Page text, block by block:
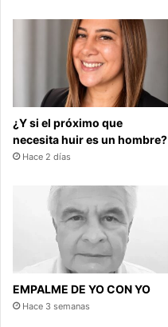
¿Y si el próximo que
necesita huir es un hombre?
Hace 2 días
EMPALME DE YO CON YO
Hace 3 semanas